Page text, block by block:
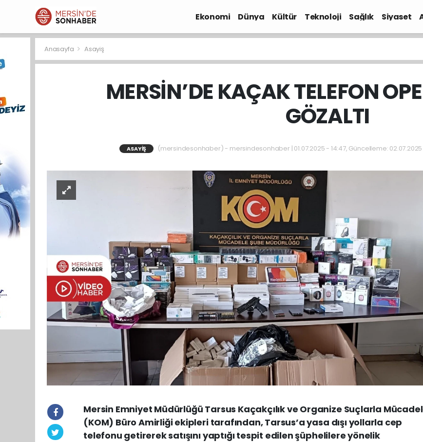
Ekonomi Dünya Kültür Teknoloji Sağlık Siyaset
Anasayfa Asayiş
MERSİN’DE KAÇAK TELEFON
GÖZALTI
ASAYIŞ (mersindesonhaber) - mersindesonhaber | 01.07.2025 - 14:47, Güncelleme:
Mersin Emniyet Müdürlüğü Tarsus Kaçakçılık ve Organize Suçlarla
(KOM) Büro Amirliği ekipleri tarafından, Tarsus’a yasa dışı yollarla cep
telefonu getirerek satışını yaptığı tespit edilen şüphelilere yönelik